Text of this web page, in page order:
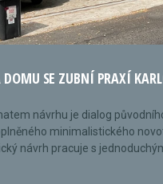
DOMU SE ZUBNÍ PRAXÍ
návrhu je dialog
minimalistického
návrh pracuje s